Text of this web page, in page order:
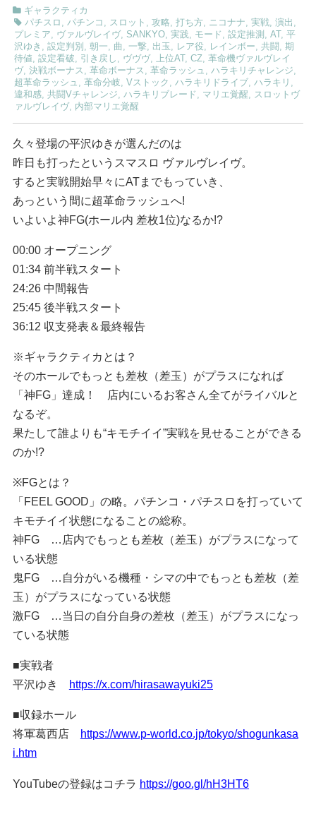
ギャラクティカ
パチスロ , パチンコ , スロット , 攻略, 打ち方, ニコナナ, 実戦, 演出 ,
プレミア, ヴァルヴレイヴ, SANKYO, 実践, モード , 設定推測 , AT , 平
沢ゆき , 設定判別 , 朝一, 曲, 一撃, 出玉 , レア役, レインボー, 共闘 , 期
待値, 設定看破, 引き戻し , ヴヴヴ, 上位AT , CZ, 革命機ヴァルヴレイ
ヴ, 決戦ボーナス , 革命ボーナス , 革命ラッシュ , ハラキリチャレンジ,
超革命ラッシュ , 革命分岐, Vストック , ハラキリドライブ, ハラキリ ,
違和感, 共闘Vチャレンジ, ハラキリブレード , マリエ覚醒, スロットヴ
ァルヴレイヴ, 内部マリエ覚醒
久々登場の平沢ゆきが選んだのは
昨日も打ったというスマスロ ヴァルヴレイヴ。
すると実戦開始早々にATまでもっていき、
あっという間に超革命ラッシュへ!
いよいよ神FG(ホール内 差枚1位)なるか!?
00:00 オープニング
01:34 前半戦スタート
24:26 中間報告
25:45 後半戦スタート
36:12 収支発表＆最終報告
※ギャラクティカとは？
そのホールでもっとも差枚（差玉）がプラスになれば
「神FG」達成！ 店内にいるお客さん全てがライバルと
なるぞ。
果たして誰よりも“キモチイイ”実戦を見せることができる
のか!?
※FGとは？
「FEEL GOOD」の略。パチンコ・パチスロを打っていて
キモチイイ状態になることの総称。
神FG …店内でもっとも差枚（差玉）がプラスになって
いる状態
鬼FG …自分がいる機種・シマの中でもっとも差枚（差
玉）がプラスになっている状態
激FG …当日の自分自身の差枚（差玉）がプラスになっ
ている状態
■実戦者
平沢ゆき
https://x.com/hirasawayuki25
■収録ホール
将軍葛西店
https://www.p-world.co.jp/tokyo/shogunkasa
i.htm
YouTubeの登録はコチラ https://goo.gl/hH3HT6